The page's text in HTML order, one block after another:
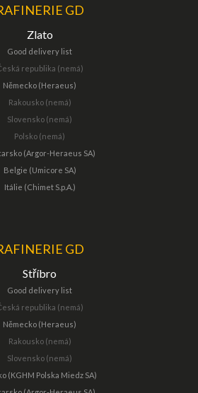
GD
Zlato
Good delivery list
republika (nemá)
Německo (Heraeus)
Rakousko (nemá)
Slovensko (nemá)
Polsko (nemá)
(Argor-Heraeus SA)
Belgie (Umicore SA)
Itálie (Chimet S.p.A.)
GD
Stříbro
Good delivery list
republika (nemá)
Německo (Heraeus)
Rakousko (nemá)
Slovensko (nemá)
(KGHM Polska Miedz SA)